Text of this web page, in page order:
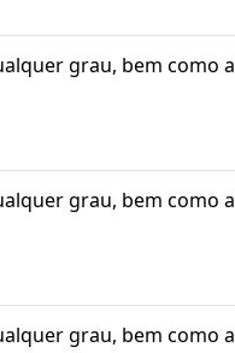
grau, bem como a
grau, bem como a
grau, bem como a